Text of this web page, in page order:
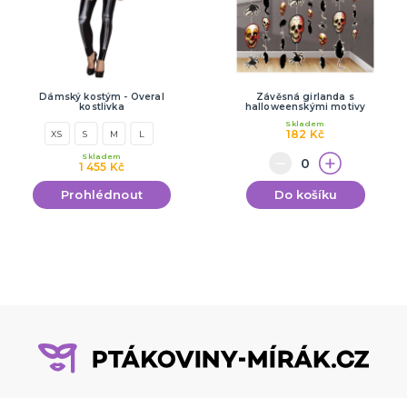
Dámský kostým - Overal
kostlivka
XS S M L
1 455 Kč
Skladem
Prohlédnout
Závěsná girlanda s
halloweenskými motivy
182 Kč
Skladem
Do košíku